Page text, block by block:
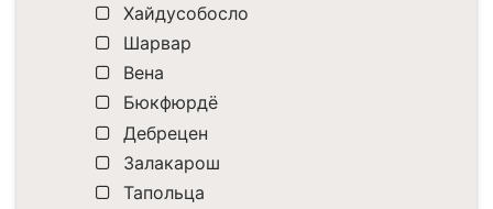
Хайдусобосло
Шарвар
Вена
Бюкфюрдё
Дебрецен
Залакарош
Тапольца